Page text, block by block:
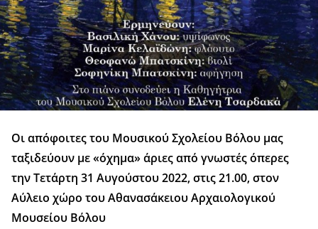
Οι απόφοιτες του Μουσικού Σχολείου Βόλου μας
ταξιδεύουν με «όχημα» άριες από γνωστές όπερες
την Τετάρτη 31 Αυγούστου 2022, στις 21.00, στον
Αύλειο χώρο του Αθανασάκειου Αρχαιολογικού
Μουσείου Βόλου